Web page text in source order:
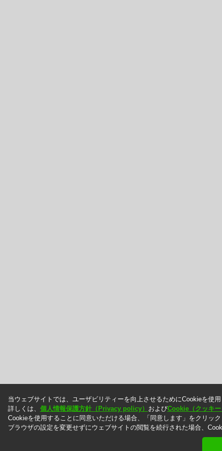
当ウェブサイトでは、ユーザビリティーを向上させるためにCookieを使
詳しくは、 個人情報保護方針（Privacy policy） およびCookie（クッキ
Cookieを使用することに同意いただける場合、「同意します」をクリッ
ブラウザの設定を変更せずにウェブサイトの閲覧を続行された場合、